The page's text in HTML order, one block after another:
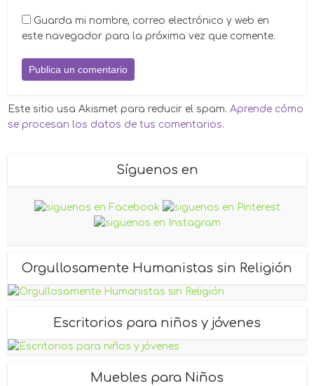
Guarda mi nombre, correo electrónico y web en
este navegador para la próxima vez que comente.
Este sitio usa Akismet para reducir el spam.Aprende cómo
se procesan los datos de tus comentarios.
Síguenos en
Orgullosamente Humanistas sin Religión
Escritorios para niños y jóvenes
Muebles para Niños